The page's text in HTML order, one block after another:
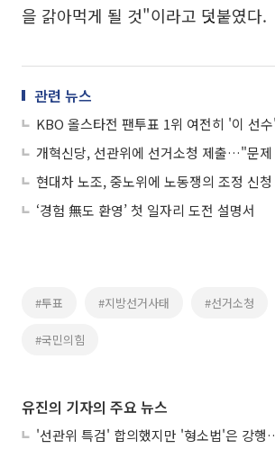
을 갉아먹게 될 것"이라고 덧붙였다.
관련 뉴스
KBO 올스타전 팬투표 1위 여전히 '이 선수'
‘경험 無도 환영’ 첫 일자리 도전 설명서
#투표 #지방선거사태 #선거소청
#국민의힘
유진의 기자의 주요 뉴스